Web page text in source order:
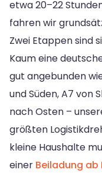
etwa 20–22
fahren wir
Zwei Etappen sind
Kaum eine
gut angebunden
und Süden, A7 von
nach Osten –
größten
kleine Haushalte
einer Beiladung ab